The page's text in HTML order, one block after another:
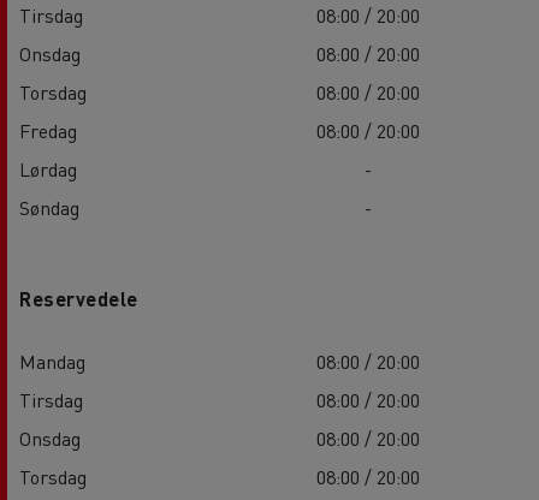
Tirsdag
08:00 / 20:00
Onsdag
08:00 / 20:00
Torsdag
08:00 / 20:00
Fredag
08:00 / 20:00
Lørdag
-
Søndag
-
Reservedele
Mandag
08:00 / 20:00
Tirsdag
08:00 / 20:00
Onsdag
08:00 / 20:00
Torsdag
08:00 / 20:00